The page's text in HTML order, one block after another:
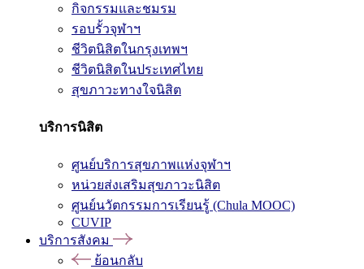
กิจกรรมและชมรม
รอบรั้วจุฬาฯ
ชีวิตนิสิตในกรุงเทพฯ
ชีวิตนิสิตในประเทศไทย
สุขภาวะทางใจนิสิต
บริการนิสิต
ศูนย์บริการสุขภาพแห่งจุฬาฯ
หน่วยส่งเสริมสุขภาวะนิสิต
ศูนย์นวัตกรรมการเรียนรู้ (Chula MOOC)
CUVIP
บริการสังคม
ย้อนกลับ